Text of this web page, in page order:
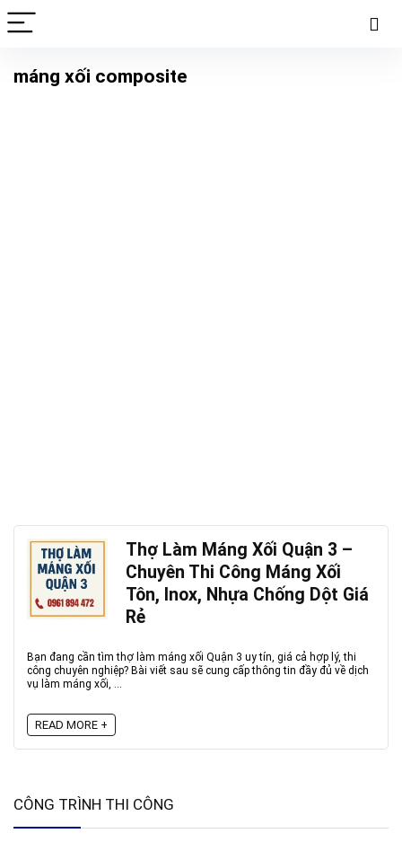
máng xối composite
Thợ Làm Máng Xối Quận 3 –
Chuyên Thi Công Máng Xối
Tôn, Inox, Nhựa Chống Dột Giá
Rẻ
Bạn đang cần tìm thợ làm máng xối Quận 3 uy tín, giá cả hợp lý, thi
công chuyên nghiệp? Bài viết sau sẽ cung cấp thông tin đầy đủ về dịch
vụ làm máng xối, ...
READ MORE +
CÔNG TRÌNH THI CÔNG